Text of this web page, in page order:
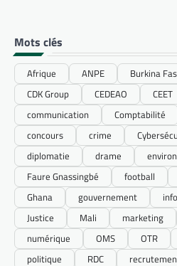
Mots clés
Afrique ANPE Burkina
CDK Group
CEDEAO CEET
communication
Comptabilité
concours
crime
diplomatie
drame
Faure Gnassingbé
football
Ghana
gouvernement
Justice
Mali marketing
numérique
OMS OTR
politique
RDC